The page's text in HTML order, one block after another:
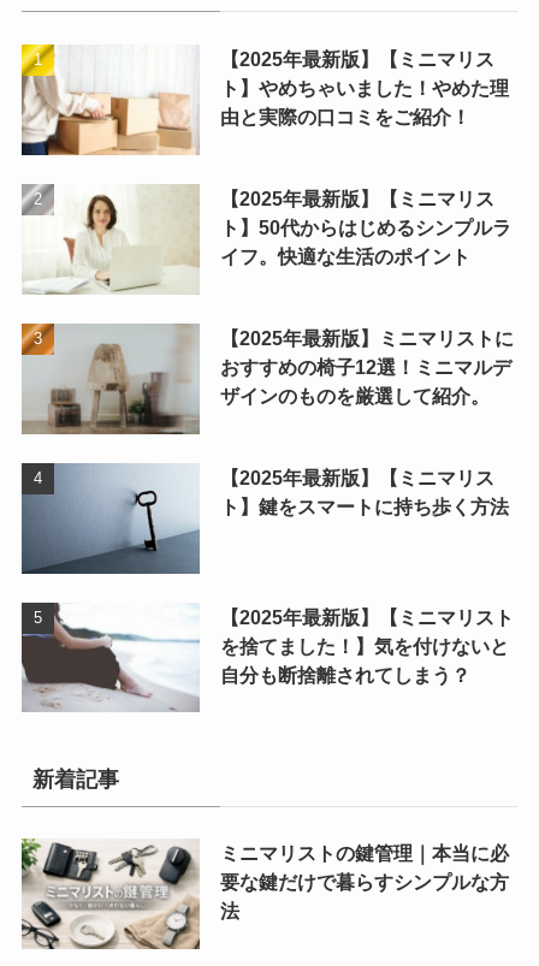
【2025年最新版】【ミニマリス
ト】やめちゃいました！やめた理
由と実際の口コミをご紹介！
【2025年最新版】【ミニマリス
ト】50代からはじめるシンプルラ
イフ。快適な生活のポイント
【2025年最新版】ミニマリストに
おすすめの椅子12選！ミニマルデ
ザインのものを厳選して紹介。
【2025年最新版】【ミニマリス
ト】鍵をスマートに持ち歩く方法
【2025年最新版】【ミニマリスト
を捨てました！】気を付けないと
自分も断捨離されてしまう？
新着記事
ミニマリストの鍵管理｜本当に必
要な鍵だけで暮らすシンプルな方
法